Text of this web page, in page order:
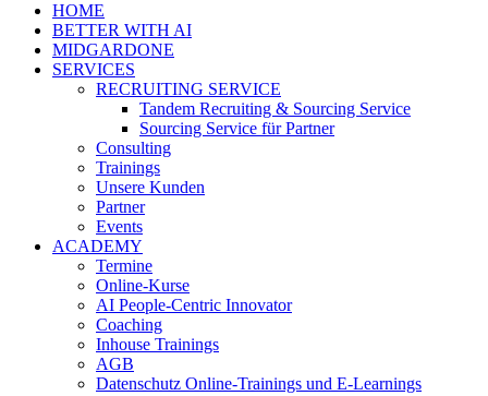
HOME
BETTER WITH AI
MIDGARDONE
SERVICES
RECRUITING SERVICE
Tandem Recruiting & Sourcing Service
Sourcing Service für Partner
Consulting
Trainings
Unsere Kunden
Partner
Events
ACADEMY
Termine
Online-Kurse
AI People-Centric Innovator
Coaching
Inhouse Trainings
AGB
Datenschutz Online-Trainings und E-Learnings